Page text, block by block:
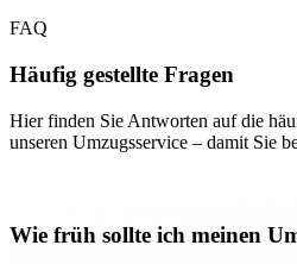
FAQ
Häufig gestellte Fragen
Hier finden Sie Antworten auf die
unseren Umzugsservice – damit Sie
Wie früh sollte ich meinen